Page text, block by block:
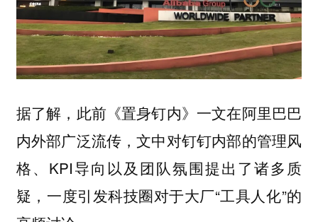
据了解，此前《置身钉内》一文在阿里巴巴
内外部广泛流传，文中对钉钉内部的管理风
格、KPI导向以及团队氛围提出了诸多质
疑，一度引发科技圈对于大厂“工具人化”的